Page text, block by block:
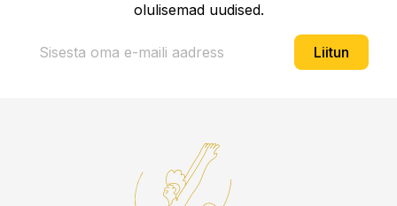
olulisemad uudised.
Liitun